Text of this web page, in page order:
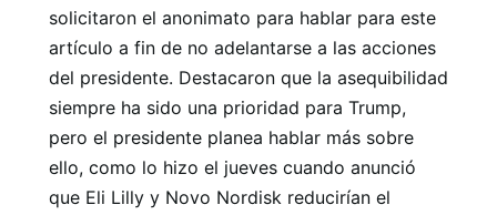
solicitaron el anonimato para hablar para este
artículo a fin de no adelantarse a las acciones
del presidente. Destacaron que la asequibilidad
siempre ha sido una prioridad para Trump,
pero el presidente planea hablar más sobre
ello, como lo hizo el jueves cuando anunció
que Eli Lilly y Novo Nordisk reducirían el